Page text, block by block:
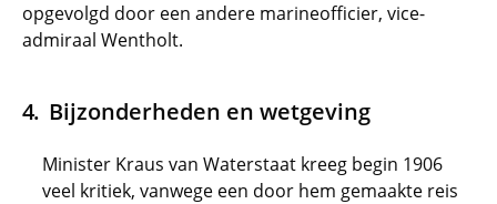
opgevolgd door een andere marineofficier, vice-
admiraal Wentholt.
Bijzonderheden en wetgeving
Minister Kraus van Waterstaat kreeg begin 1906
veel kritiek, vanwege een door hem gemaakte reis